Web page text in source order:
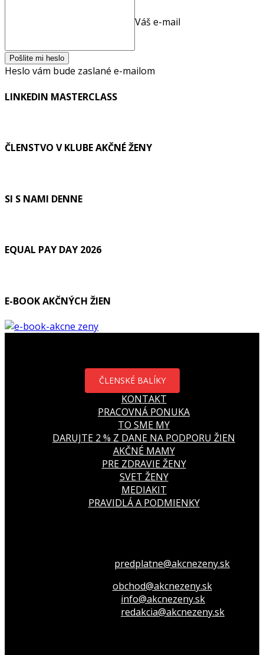
Váš e-mail
Heslo vám bude zaslané e-mailom
LINKEDIN MASTERCLASS
ČLENSTVO V KLUBE AKČNÉ ŽENY
SI S NAMI DENNE
EQUAL PAY DAY 2026
E-BOOK AKČNÝCH ŽIEN
ČLENSKÉ BALÍKY
KONTAKT
PRACOVNÁ PONUKA
TO SME MY
DARUJTE 2 % Z DANE NA PODPORU ŽIEN
AKČNÉ MAMY
PRE ZDRAVIE ŽENY
SVET ŽENY
MEDIAKIT
PRAVIDLÁ A PODMIENKY
predplatne@akcnezeny.sk
obchod@akcnezeny.sk
info@akcnezeny.sk
redakcia@akcnezeny.sk